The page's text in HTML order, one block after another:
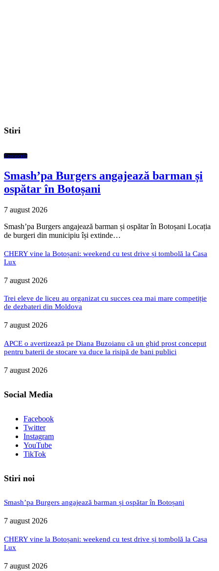
Stiri
Economic
Smash’pa Burgers angajează barman și
ospătar în Botoșani
7 august 2026
Smash’pa Burgers angajează barman și ospătar în Botoșani Locația
de burgeri din municipiu își extinde…
CHERY vine la Botoșani: weekend cu test drive și tombolă la Casa
Lux
7 august 2026
Trei eleve de liceu au organizat cu succes cea mai mare competiție
de dezbateri din Moldova
7 august 2026
APCE o avertizează pe Diana Buzoianu că un ghid prost conceput
pentru baterii de stocare va duce la risipă de bani publici
7 august 2026
Social Media
Facebook
Twitter
Instagram
YouTube
TikTok
Stiri noi
Smash’pa Burgers angajează barman și ospătar în Botoșani
7 august 2026
CHERY vine la Botoșani: weekend cu test drive și tombolă la Casa
Lux
7 august 2026